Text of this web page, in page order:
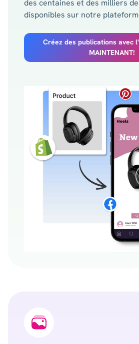
des centaines et des milliers
disponibles sur notre
Créez des publications avec
MAINTENANT!